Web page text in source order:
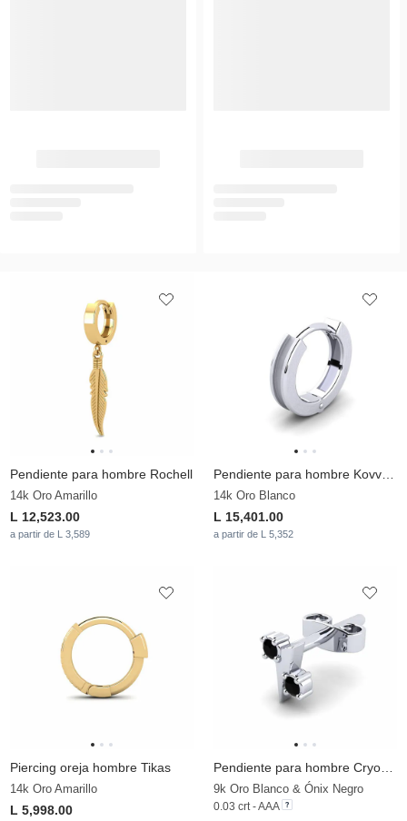
Pendiente para hombre Rochell
14k Oro Amarillo
L 12,523.00
a partir de L 3,589
14k Oro Blanco
L 15,401.00
a partir de L 5,352
Piercing oreja hombre Tikas
14k Oro Amarillo
L 5,998.00
9k Oro Blanco & Ónix Negro
0.03 crt - AAA